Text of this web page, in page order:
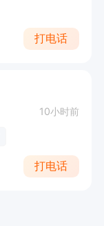
打电话
10小时前
打电话